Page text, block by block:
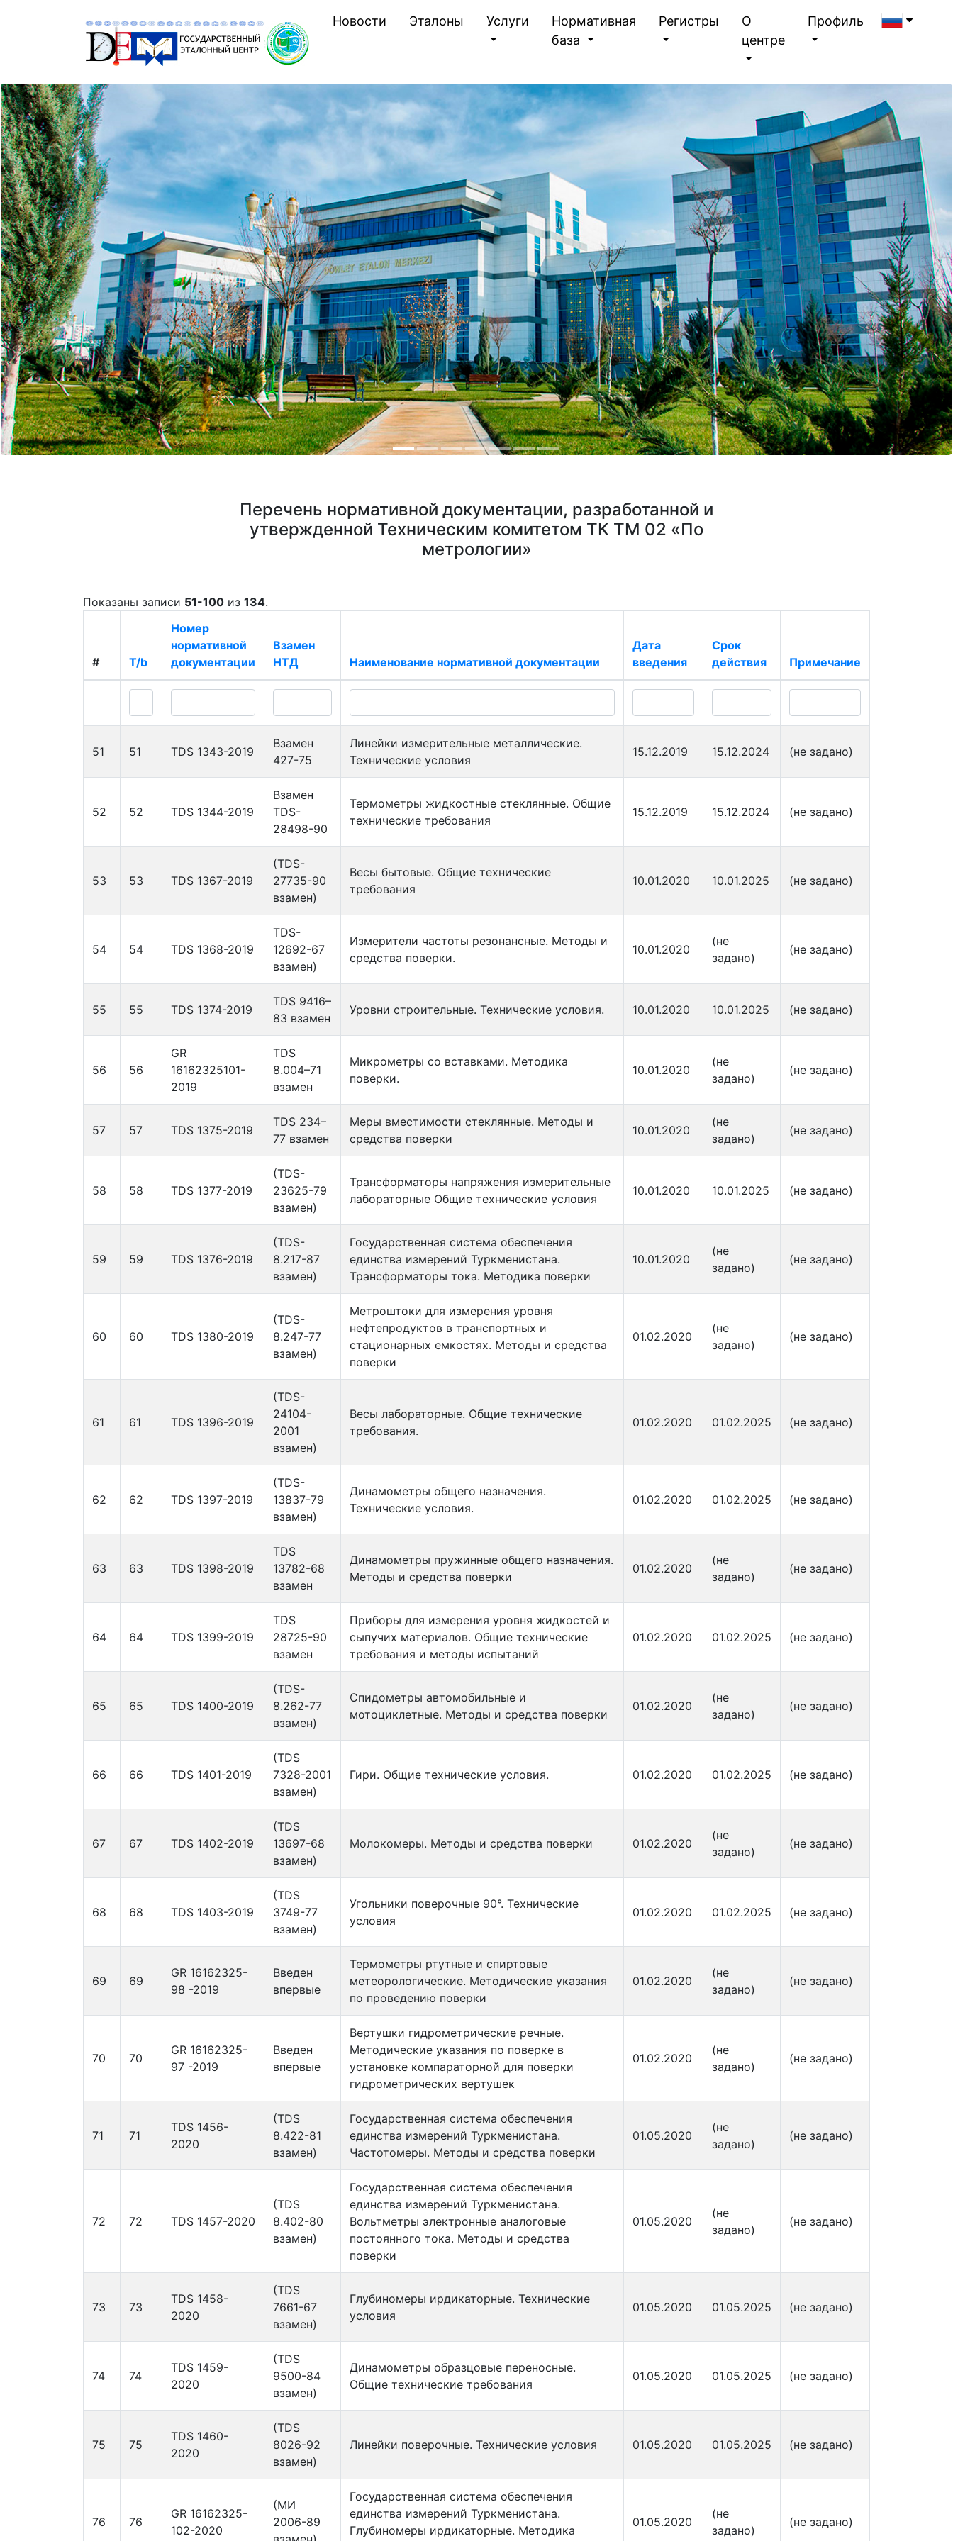
Новости (current)
Эталоны Услуги
Нормативная
база
Регистры
О
центре
Профиль
Перечень нормативной документации, разработанной и
утвержденной Техническим комитетом ТК ТМ 02 «По
метрологии»
Показаны записи 51-100 из 134.
# T/b
Номер
нормативной
документации
Взамен
НТД
Наименование нормативной документации
Дата
введения
Срок
действия
Примечание
51 51 TDS 1343-2019
Взамен
427-75
Линейки измерительные металлические.
Технические условия
15.12.2019 15.12.2024 (не задано)
52 52 TDS 1344-2019
Взамен
TDS-
28498-90
Термометры жидкостные стеклянные. Общие
технические требования
15.12.2019 15.12.2024 (не задано)
53 53 TDS 1367-2019
(TDS-
27735-90
взамен)
Весы бытовые. Общие технические
требования
10.01.2020 10.01.2025 (не задано)
54 54 TDS 1368-2019
TDS-
12692-67
взамен)
Измерители частоты резонансные. Методы и
средства поверки.
10.01.2020
(не
задано)
(не задано)
55 55 TDS 1374-2019
TDS 9416–
83 взамен
Уровни строительные. Технические условия. 10.01.2020 10.01.2025 (не задано)
56 56
GR
16162325101-
2019
TDS
8.004–71
взамен
Микрометры со вставками. Методика
поверки.
10.01.2020
(не
задано)
(не задано)
57 57 TDS 1375-2019
TDS 234–
77 взамен
Меры вместимости стеклянные. Методы и
средства поверки
10.01.2020
(не
задано)
(не задано)
58 58 TDS 1377-2019
(TDS-
23625-79
взамен)
Трансформаторы напряжения измерительные
лабораторные Общие технические условия
10.01.2020 10.01.2025 (не задано)
59 59 TDS 1376-2019
(TDS-
8.217-87
взамен)
Государственная система обеспечения
единства измерений Туркменистана.
Трансформаторы тока. Методика поверки
10.01.2020
(не
задано)
(не задано)
60 60 TDS 1380-2019
(TDS-
8.247-77
взамен)
Метроштоки для измерения уровня
нефтепродуктов в транспортных и
стационарных емкостях. Методы и средства
поверки
01.02.2020
(не
задано)
(не задано)
61 61 TDS 1396-2019
(TDS-
24104-
2001
взамен)
Весы лабораторные. Общие технические
требования.
01.02.2020 01.02.2025 (не задано)
62 62 TDS 1397-2019
(TDS-
13837-79
взамен)
Динамометры общего назначения.
Технические условия.
01.02.2020 01.02.2025 (не задано)
63 63 TDS 1398-2019
TDS
13782-68
взамен
Динамометры пружинные общего назначения.
Методы и средства поверки
01.02.2020
(не
задано)
(не задано)
64 64 TDS 1399-2019
TDS
28725-90
взамен
Приборы для измерения уровня жидкостей и
сыпучих материалов. Общие технические
требования и методы испытаний
01.02.2020 01.02.2025 (не задано)
65 65 TDS 1400-2019
(TDS-
8.262-77
взамен)
Спидометры автомобильные и
мотоциклетные. Методы и средства поверки
01.02.2020
(не
задано)
(не задано)
66 66 TDS 1401-2019
(TDS
7328-2001
взамен)
Гири. Общие технические условия. 01.02.2020 01.02.2025 (не задано)
67 67 TDS 1402-2019
(TDS
13697-68
взамен)
Молокомеры. Методы и средства поверки 01.02.2020
(не
задано)
(не задано)
68 68 TDS 1403-2019
(TDS
3749-77
взамен)
Угольники поверочные 90°. Технические
условия
01.02.2020 01.02.2025 (не задано)
69 69
GR 16162325-
98 -2019
Введен
впервые
Термометры ртутные и спиртовые
метеорологические. Методические указания
по проведению поверки
01.02.2020
(не
задано)
(не задано)
70 70
GR 16162325-
97 -2019
Введен
впервые
Вертушки гидрометрические речные.
Методические указания по поверке в
установке компараторной для поверки
гидрометрических вертушек
01.02.2020
(не
задано)
(не задано)
71 71
TDS 1456-
2020
(TDS
8.422-81
взамен)
Государственная система обеспечения
единства измерений Туркменистана.
Частотомеры. Методы и средства поверки
01.05.2020
(не
задано)
(не задано)
72 72 TDS 1457-2020
(TDS
8.402-80
взамен)
Государственная система обеспечения
единства измерений Туркменистана.
Вольтметры электронные аналоговые
постоянного тока. Методы и средства
поверки
01.05.2020
(не
задано)
(не задано)
73 73
TDS 1458-
2020
(TDS
7661-67
взамен)
Глубиномеры ирдикаторные. Технические
условия
01.05.2020 01.05.2025 (не задано)
74 74
TDS 1459-
2020
(TDS
9500-84
взамен)
Динамометры образцовые переносные.
Общие технические требования
01.05.2020 01.05.2025 (не задано)
75 75
TDS 1460-
2020
(TDS
8026-92
взамен)
Линейки поверочные. Технические условия 01.05.2020 01.05.2025 (не задано)
76 76
GR 16162325-
102-2020
(МИ
2006-89
Государственная система обеспечения
единства измерений Туркменистана.
Глубиномеры ирдикаторные. Методика
01.05.2020
(не
задано)
(не задано)